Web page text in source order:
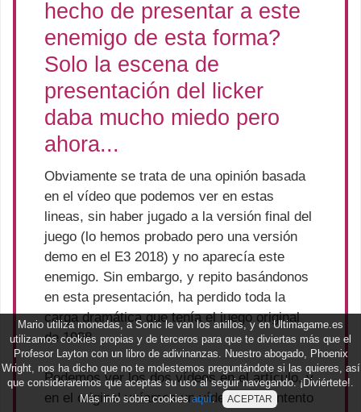
hecho de presentar a este
enemigo de esta forma?
Solo la escena de
presentación del licker
daba mucho miedo pero
ahora...
Obviamente se trata de una opinión basada
en el vídeo que podemos ver en estas
lineas, sin haber jugado a la versión final del
juego (lo hemos probado pero una versión
demo en el E3 2018) y no aparecía este
enemigo. Sin embargo, y repito basándonos
en esta presentación, ha perdido toda la
carga dramática que tenía el juego original
de 1998.
Podemos ver los dos vídeos en el artículo, y
en el original veíamos un vídeo en un intento
Mario utiliza monedas, a Sonic le van los anillos, y en Ultimagame.es
utilizamos cookies propias y de terceros para que te diviertas más que el
Profesor Layton con un libro de adivinanzas. Nuestro abogado, Phoenix
Wright, nos ha dicho que no te molestemos preguntándote si las quieres, así
que consideraremos que aceptas su uso al seguir navegando. ¡Diviértete!.
Más info sobre cookiesaquí. ACEPTAR